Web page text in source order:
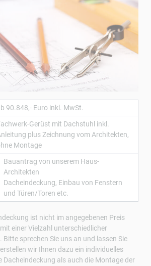
90.848,- Euro inkl. MwSt.
Gerüst mit Dachstuhl inkl.
plus Zeichnung vom Architekten,
Montage
Bauantrag von unserem Haus-
Architekten
Dacheindeckung, Einbau von Fenstern
und Türen/Toren etc.
ist nicht im angegebenen Preis
einer Vielzahl unterschiedlicher
sprechen Sie uns an und lassen Sie
wir Ihnen dazu ein individuelles
Dacheindeckung als auch die Montage der